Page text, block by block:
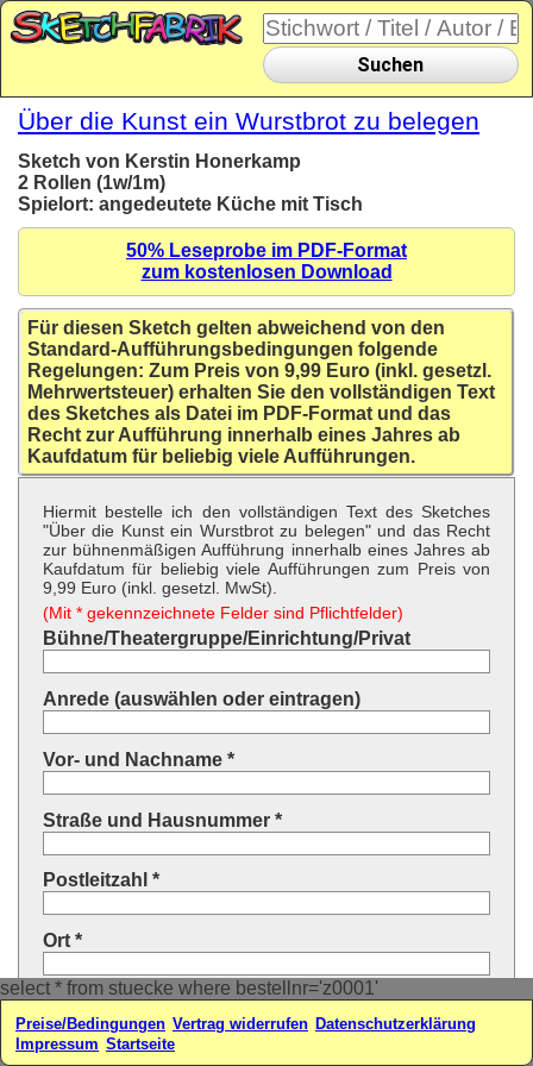
select * from stuecke where bestellnr='z0001'
Suchen
Über die Kunst ein Wurstbrot zu belegen
Sketch von Kerstin Honerkamp
2 Rollen (1w/1m)
Spielort: angedeutete Küche mit Tisch
50% Leseprobe im PDF-Format
zum kostenlosen Download
Für diesen Sketch gelten abweichend von den
Standard-Aufführungsbedingungen folgende
Regelungen: Zum Preis von 9,99 Euro (inkl. gesetzl.
Mehrwertsteuer) erhalten Sie den vollständigen Text
des Sketches als Datei im PDF-Format und das
Recht zur Aufführung innerhalb eines Jahres ab
Kaufdatum für beliebig viele Aufführungen.
Hiermit bestelle ich den vollständigen Text des Sketches
"Über die Kunst ein Wurstbrot zu belegen" und das Recht
zur bühnenmäßigen Aufführung innerhalb eines Jahres ab
Kaufdatum für beliebig viele Aufführungen zum Preis von
9,99 Euro (inkl. gesetzl. MwSt).
(Mit * gekennzeichnete Felder sind Pflichtfelder)
Bühne/Theatergruppe/Einrichtung/Privat
Anrede (auswählen oder eintragen)
Vor- und Nachname *
Straße und Hausnummer *
Postleitzahl *
Ort *
Land * (auswählen oder eintragen)
Ihre E-Mail-Adresse*
Preise/Bedingungen Vertrag widerrufen Datenschutzerklärung
Impressum Startseite